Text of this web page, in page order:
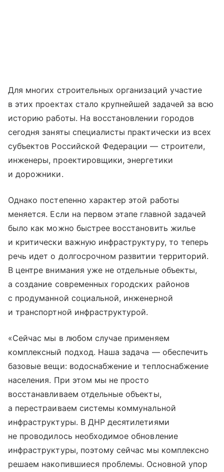
Для многих строительных организаций участие
в этих проектах стало крупнейшей задачей за всю
историю работы. На восстановлении городов
сегодня заняты специалисты практически из всех
субъектов Российской Федерации — строители,
инженеры, проектировщики, энергетики
и дорожники.
Однако постепенно характер этой работы
меняется. Если на первом этапе главной задачей
было как можно быстрее восстановить жилье
и критически важную инфраструктуру, то теперь
речь идет о долгосрочном развитии территорий.
В центре внимания уже не отдельные объекты,
а создание современных городских районов
с продуманной социальной, инженерной
и транспортной инфраструктурой.
«Сейчас мы в любом случае применяем
комплексный подход. Наша задача — обеспечить
базовые вещи: водоснабжение и теплоснабжение
населения. При этом мы не просто
восстанавливаем отдельные объекты,
а перестраиваем системы коммунальной
инфраструктуры. В ДНР десятилетиями
не проводилось необходимое обновление
инфраструктуры, поэтому сейчас мы комплексно
решаем накопившиеся проблемы. Основной упор